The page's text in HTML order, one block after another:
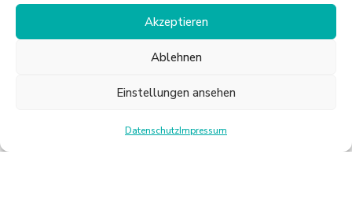
Akzeptieren
Ablehnen
Einstellungen ansehen
DatenschutzImpressum
Innerbetriebliche Schulungen und die
Arbeit „am Puls der Zeit“
Ein bunt gemischtes, junges Team von
Intensive Ausbildungsbetreuung durch